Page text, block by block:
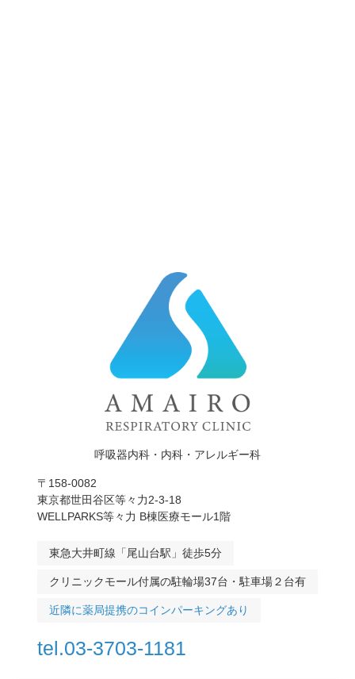
呼吸器内科・内科・アレルギー科
〒158-0082
東京都世田谷区等々力2-3-18
WELLPARKS等々力 B棟医療モール1階
東急大井町線「尾山台駅」徒歩5分
クリニックモール付属の駐輪場37台・駐車場２台有
近隣に薬局提携のコインパーキングあり
tel.03-3703-1181